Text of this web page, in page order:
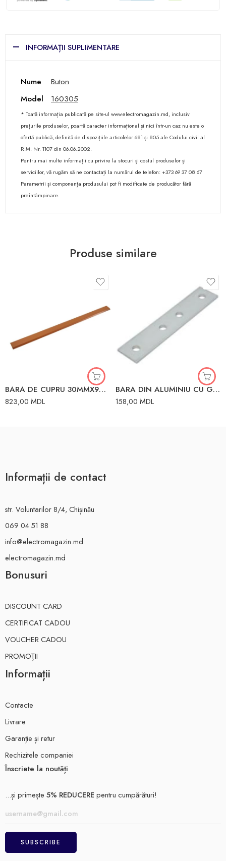
INFORMAȚII SUPLIMENTARE
Nume
Buton
Model
160305
* Toată informația publicată pe site-ul www.electromagazin.md, inclusiv
prețurile produselor, poartă caracter informațional și nici într-un caz nu este o
ofertă publică, definită de dispozițiile articolelor 681 și 805 ale Codului civil al
R.M. Nr. 1107 din 06.06.2002.
Pentru mai multe informații cu privire la stocuri și costul produselor și
serviciilor, vă rugăm să ne contactați la numărul de telefon: +373 69 37 08 67
Parametrii și componența produsului pot fi modificate de producător fără
preîntâmpinare.
Produse similare
BARA DE CUPRU 30MMX9MMX4.0M 475A
823,00 MDL
BARA DIN ALUMINIU CU GAURI L2M D6.5MM/2CM
158,00 MDL
Informații de contact
str. Voluntarilor 8/4, Chișinău
069 04 51 88
info@electromagazin.md
electromagazin.md
Bonusuri
DISCOUNT CARD
CERTIFICAT CADOU
VOUCHER CADOU
PROMOȚII
Informații
Contacte
Livrare
Garanție și retur
Rechizitele companiei
Înscriete la noutăți
...și primește 5% REDUCERE pentru cumpărături!